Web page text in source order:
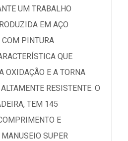
UM TRABALHO
EM AÇO
COM PINTURA
QUE
OXIDAÇÃO E A TORNA
RESISTENTE. O
TEM 145
E
SUPER